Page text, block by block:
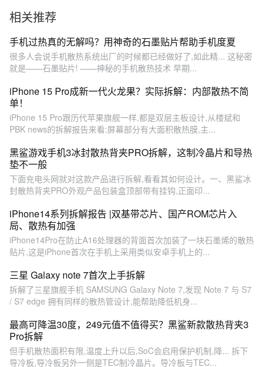
相关推荐
手机过热真的无解吗？用神奇的石墨贴片帮助手机度夏
很多人会说手机散热系统出厂的时候都已经做好了,如此精... 这秘密
就是——石墨贴片! ——神秘的手机散热技术 早期...
iPhone 15 Pro成新一代火龙果？实际拆解：内部散热不简
单！
iPhone 15 Pro跟历代苹果旗舰一样,都是双层主板设计,从楼斌和
PBK news的拆解报告来看:屏幕部分有大面积散热膜,主...
黑鲨游戏手机3冰封散热背夹PRO拆解，这制冷晶片和导热
垫不一般
下面充电头网就对这款产品进行拆解,看看其如何设计。一、黑鲨冰
封散热背夹PRO外观产品包装盒顶部带有挂钩,正面印...
iPhone14系列拆解报告 |双基带芯片、国产ROM芯片入
局、散热有加强
iPhone14Pro在防止A16处理器的背面首次加装了一块石墨烯的散热
贴片,这是iPhone首次在手机上采用类似安卓手机上的...
三星 Galaxy note 7首次上手拆解
拆解了三星旗舰手机 SAMSUNG Galaxy Note 7,发现 Note 7 与 S7
/ S7 edge 拥有同样的散热管设计,能帮助降低机身...
最高可降温30度，249元值不值得买？黑鲨新款散热背夹3
Pro拆解
但手机散热面积有限,温度上升以后,SoC会启用保护机制,降... 拆下
导冷板,导冷板另外一侧是TEC制冷晶片。导冷板与TEC...